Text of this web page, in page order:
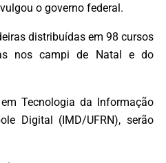
o governo federal.
distribuídas em 98 cursos
nos campi de Natal e do
Tecnologia da Informação
Digital (IMD/UFRN), serão